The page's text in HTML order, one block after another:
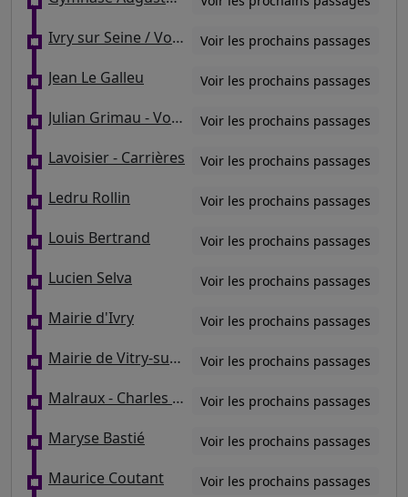
Ivry sur Seine / Voltaire / Hôtel de Ville Voir les prochains passages
Jean Le Galleu Voir les prochains passages
Julian Grimau - Voie Verte Voir les prochains passages
Lavoisier - Carrières Voir les prochains passages
Ledru Rollin Voir les prochains passages
Louis Bertrand Voir les prochains passages
Lucien Selva Voir les prochains passages
Mairie d'Ivry Voir les prochains passages
Mairie de Vitry-sur-Seine Voir les prochains passages
Malraux - Charles Infroit Voir les prochains passages
Maryse Bastié Voir les prochains passages
Maurice Coutant Voir les prochains passages